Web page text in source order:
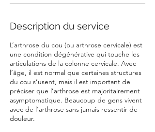
Description du service
L’arthrose du cou (ou arthrose cervicale) est
une condition dégénérative qui touche les
articulations de la colonne cervicale. Avec
l’âge, il est normal que certaines structures
du cou s’usent, mais il est important de
préciser que l’arthrose est majoritairement
asymptomatique. Beaucoup de gens vivent
avec de l’arthrose sans jamais ressentir de
douleur.